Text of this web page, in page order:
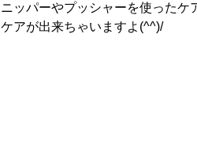
ニッパーやプッシャーを使ったケ
ケアが出来ちゃいますよ(^^)/